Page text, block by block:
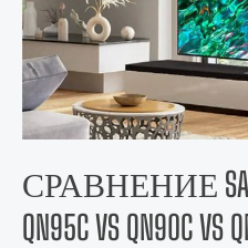
СРАВНЕНИЕ
QN95C VS QN90C VS